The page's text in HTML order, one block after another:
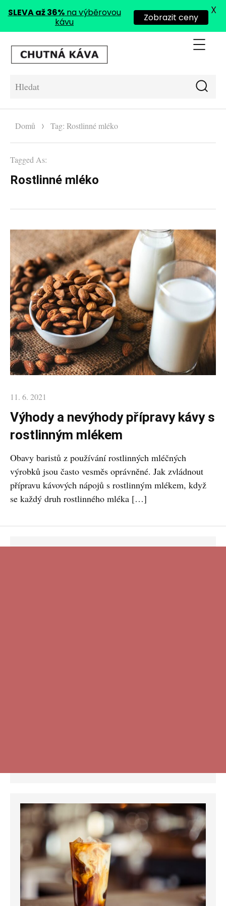
Hledat:
Domů Tag: Rostlinné mléko
Tagged As:
Rostlinné mléko
Posted
on
11. 6. 2021
Výhody a nevýhody přípravy kávy s
rostlinným mlékem
Obavy baristů z používání rostlinných mléčných
výrobků jsou často vesměs oprávněné. Jak zvládnout
přípravu kávových nápojů s rostlinným mlékem, když
se každý druh rostlinného mléka […]
SLEVA až 36%na výběrovou
kávu
Zobrazit ceny
X